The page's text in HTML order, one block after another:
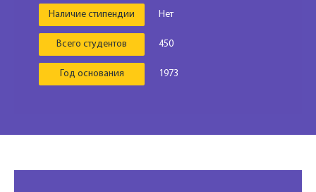
Наличие стипендии Нет
Всего студентов 450
Год основания 1973